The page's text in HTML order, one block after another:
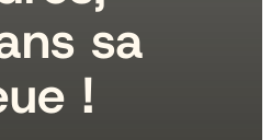
sa
!